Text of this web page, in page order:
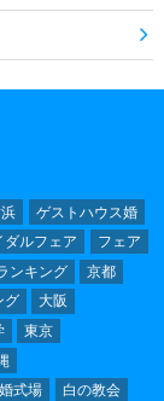
ゲストハウス婚
ダルフェア
フェア
ンキング
京都
グ
大阪
東京
式場
白の教会